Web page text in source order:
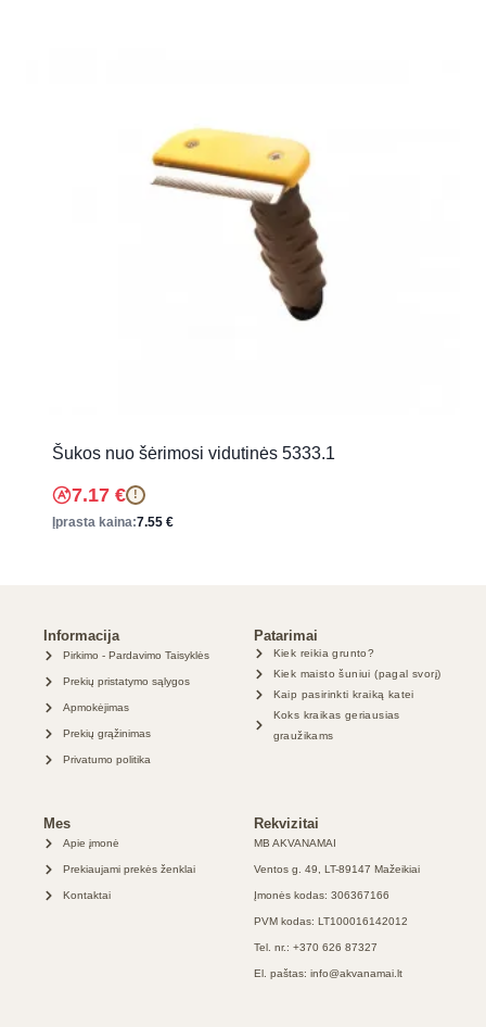
Šukos nuo šėrimosi vidutinės 5333.1
7.17 € !
Įprasta kaina:7.55 €
Informacija
Pirkimo - Pardavimo Taisyklės
Prekių pristatymo sąlygos
Apmokėjimas
Prekių grąžinimas
Privatumo politika
Patarimai
Kiek reikia grunto?
Kiek maisto šuniui (pagal svorį)
Kaip pasirinkti kraiką katei
Koks kraikas geriausias
graužikams
Mes
Apie įmonė
Prekiaujami prekės ženklai
Kontaktai
Rekvizitai
MB AKVANAMAI
Ventos g. 49, LT-89147 Mažeikiai
Įmonės kodas: 306367166
PVM kodas: LT100016142012
Tel. nr.: +370 626 87327
El. paštas: info@akvanamai.lt